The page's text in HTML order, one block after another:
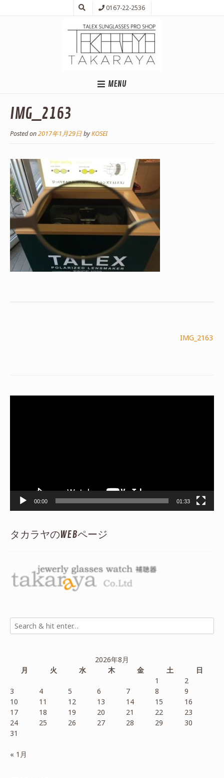
0167-22-2536
MENU
IMG_2163
Posted on2017年1月29日byKOSEI
ー
IMG_2163
00:00 01:33
タカラヤのWEBページ
2026年8月
月
火 水 木 金 土
日
1
2
3
4 5 6 7 8
9
10
11 12 13 14 15
16
17
18 19 20 21 22
23
24
25 26 27 28 29
30
31
« 1月